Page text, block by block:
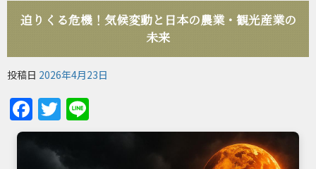
迫りくる危機！気候変動と日本の農業・観光産業の
未来
投稿日 2026年4月23日
Facebook
Twitter